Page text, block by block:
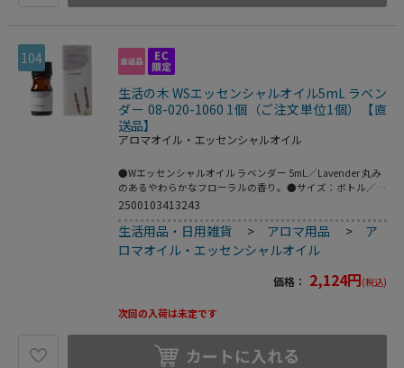
104
生活の木 WSエッセンシャルオイル5mL ラベン
ダー 08-020-1060 1個（ご注文単位1個）【直
送品】
アロマオイル・エッセンシャルオイル
●Wエッセンシャルオイル ラベンダー 5mL／Lavender 丸み
のあるやわらかなフローラルの香り。●サイズ：ボトル／
Φ22×H55mm、箱／W30×D30×H75mm●材質：ボトル／
オレンジスイート、フランキンセンス、ゼラニウム●こちら
の商品は事業者様向け商品です。●こちらの商品は取寄せ商
品となり納期が長期間かかる可能性がございます。また、ご
発注後のキャンセルは対応いたしかねますので予めご了承く
2500103413243
生活用品・日用雑貨 > アロマ用品 > ア
ロマオイル・エッセンシャルオイル
価格： 2,124円(税込)
次回の入荷は未定です
カートに入れる